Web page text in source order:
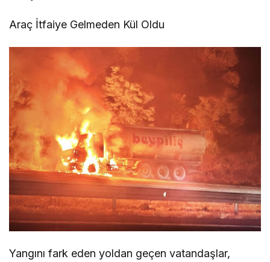
Araç İtfaiye Gelmeden Kül Oldu
Yangını fark eden yoldan geçen vatandaşlar,